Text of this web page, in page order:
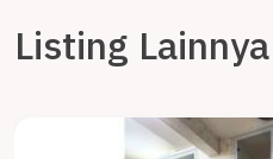
Listing Lainnya